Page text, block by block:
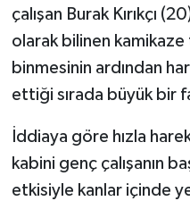
çalışan Burak Kırıkçı
olarak bilinen
binmesinin ardından
ettiği sırada büyük bir
İddiaya göre hızla
kabini genç çalışanın
etkisiyle kanlar içinde